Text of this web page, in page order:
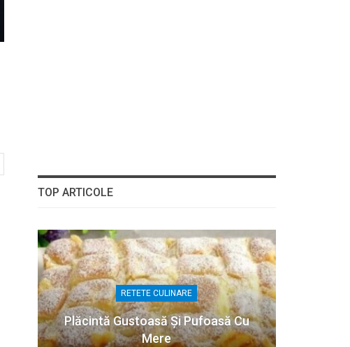
TOP ARTICOLE
RETETE CULINARE
Plăcintă Gustoasă Și Pufoasă Cu
Mere